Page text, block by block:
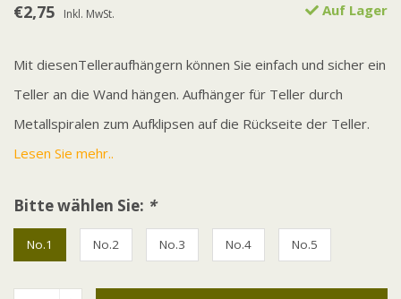
€2,75 Inkl. MwSt. Auf Lager
Mit diesenTelleraufhängern können Sie einfach und sicher ein
Teller an die Wand hängen. Aufhänger für Teller durch
Metallspiralen zum Aufklipsen auf die Rückseite der Teller.
Lesen Sie mehr..
Bitte wählen Sie: *
No.1 No.2 No.3 No.4 No.5